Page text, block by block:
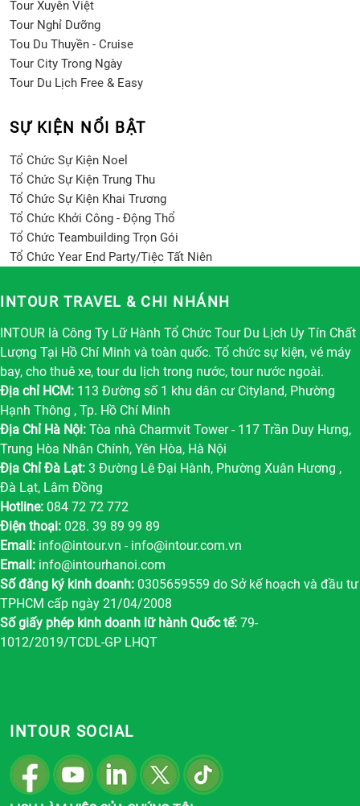
Tour Xuyên Việt
Tour Nghỉ Dưỡng
Tou Du Thuyền - Cruise
Tour City Trong Ngày
Tour Du Lịch Free & Easy
SỰ KIỆN NỔI BẬT
Tổ Chức Sự Kiện Noel
Tổ Chức Sự Kiện Trung Thu
Tổ Chức Sự Kiện Khai Trương
Tổ Chức Khởi Công - Động Thổ
Tổ Chức Teambuilding Trọn Gói
Tổ Chức Year End Party/Tiệc Tất Niên
INTOUR TRAVEL & CHI NHÁNH
INTOUR là Công Ty Lữ Hành Tổ Chức Tour Du Lịch Uy Tín Chất
Lượng Tại Hồ Chí Minh và toàn quốc. Tổ chức sự kiện, vé máy
bay, cho thuê xe, tour du lịch trong nước, tour nước ngoài.
Địa chỉ HCM: 113 Đường số 1 khu dân cư Cityland, Phường
Hạnh Thông , Tp. Hồ Chí Minh
Địa Chỉ Hà Nội: Tòa nhà Charmvit Tower - 117 Trần Duy Hưng,
Trung Hòa Nhân Chính, Yên Hòa, Hà Nội
Địa Chỉ Đà Lạt: 3 Đường Lê Đại Hành, Phường Xuân Hương ,
Đà Lạt, Lâm Đồng
Hotline: 084 72 72 772
Điện thoại: 028. 39 89 99 89
Email: info@intour.vn - info@intour.com.vn
Email: info@intourhanoi.com
Số đăng ký kinh doanh: 0305659559 do Sở kế hoạch và đầu tư
TPHCM cấp ngày 21/04/2008
Số giấy phép kinh doanh lữ hành Quốc tế: 79-
1012/2019/TCDL-GP LHQT
INTOUR SOCIAL